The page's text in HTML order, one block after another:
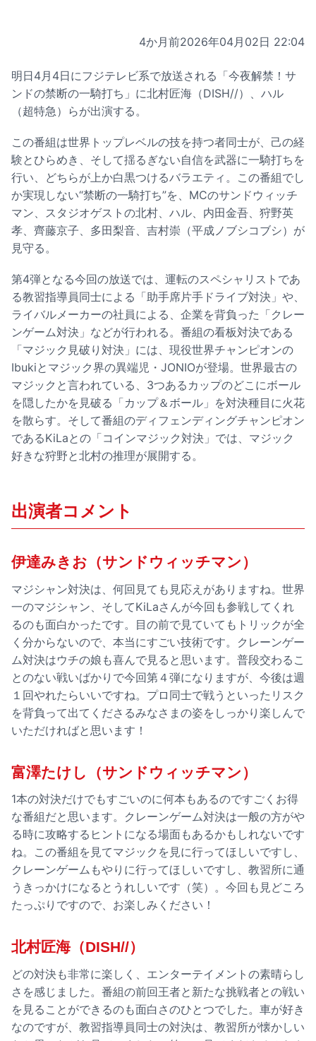
4か月前2026年04月02日 22:04
明日4月4日にフジテレビ系で放送される「今夜解禁！サ
ンドの禁断の一騎打ち」に北村匠海（DISH//）、ハル
（超特急）らが出演する。
この番組は世界トップレベルの技を持つ者同士が、己の経
験とひらめき、そして揺るぎない自信を武器に一騎打ちを
行い、どちらが上か白黒つけるバラエティ。この番組でし
か実現しない“禁断の一騎打ち”を、MCのサンドウィッチ
マン、スタジオゲストの北村、ハル、内田金吾、狩野英
孝、齊藤京子、多田梨音、吉村崇（平成ノブシコブシ）が
見守る。
第4弾となる今回の放送では、運転のスペシャリストであ
る教習指導員同士による「助手席片手ドライブ対決」や、
ライバルメーカーの社員による、企業を背負った「クレー
ンゲーム対決」などが行われる。番組の看板対決である
「マジック見破り対決」には、現役世界チャンピオンの
Ibukiとマジック界の異端児・JONIOが登場。世界最古の
マジックと言われている、3つあるカップのどこにボール
を隠したかを見破る「カップ＆ボール」を対決種目に火花
を散らす。そして番組のディフェンディングチャンピオン
であるKiLaとの「コインマジック対決」では、マジック
好きな狩野と北村の推理が展開する。
出演者コメント
伊達みきお（サンドウィッチマン）
マジシャン対決は、何回見ても見応えがありますね。世界
一のマジシャン、そしてKiLaさんが今回も参戦してくれ
るのも面白かったです。目の前で見ていてもトリックが全
く分からないので、本当にすごい技術です。クレーンゲー
ム対決はウチの娘も喜んで見ると思います。普段交わるこ
とのない戦いばかりで今回第４弾になりますが、今後は週
１回やれたらいいですね。プロ同士で戦うといったリスク
を背負って出てくださるみなさまの姿をしっかり楽しんで
いただければと思います！
富澤たけし（サンドウィッチマン）
1本の対決だけでもすごいのに何本もあるのですごくお得
な番組だと思います。クレーンゲーム対決は一般の方がや
る時に攻略するヒントになる場面もあるかもしれないです
ね。この番組を見てマジックを見に行ってほしいですし、
クレーンゲームもやりに行ってほしいですし、教習所に通
うきっかけになるとうれしいです（笑）。今回も見どころ
たっぷりですので、お楽しみください！
北村匠海（DISH//）
どの対決も非常に楽しく、エンターテイメントの素晴らし
さを感じました。番組の前回王者と新たな挑戦者との戦い
を見ることができるのも面白さのひとつでした。車が好き
なのですが、教習指導員同士の対決は、教習所が懐かしい